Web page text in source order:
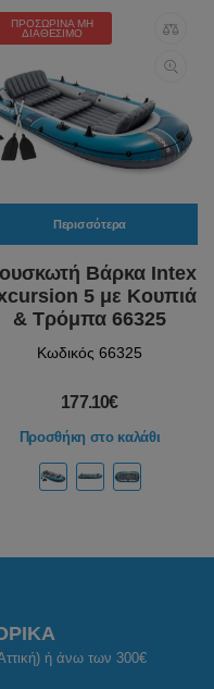
ΠΡΟΣΩΡΙΝΆ ΜΗ
ΔΙΑΘΈΣΙΜΟ
Περισσότερα
Βάρκα Intex
5 με Κουπιά
& Τρόμπα 66325
Κωδικός 66325
177.10€
Προσθήκη στο καλάθι
ή άνω των 300€